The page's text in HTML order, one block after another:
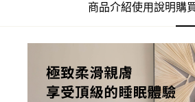
商品介紹使用說明購